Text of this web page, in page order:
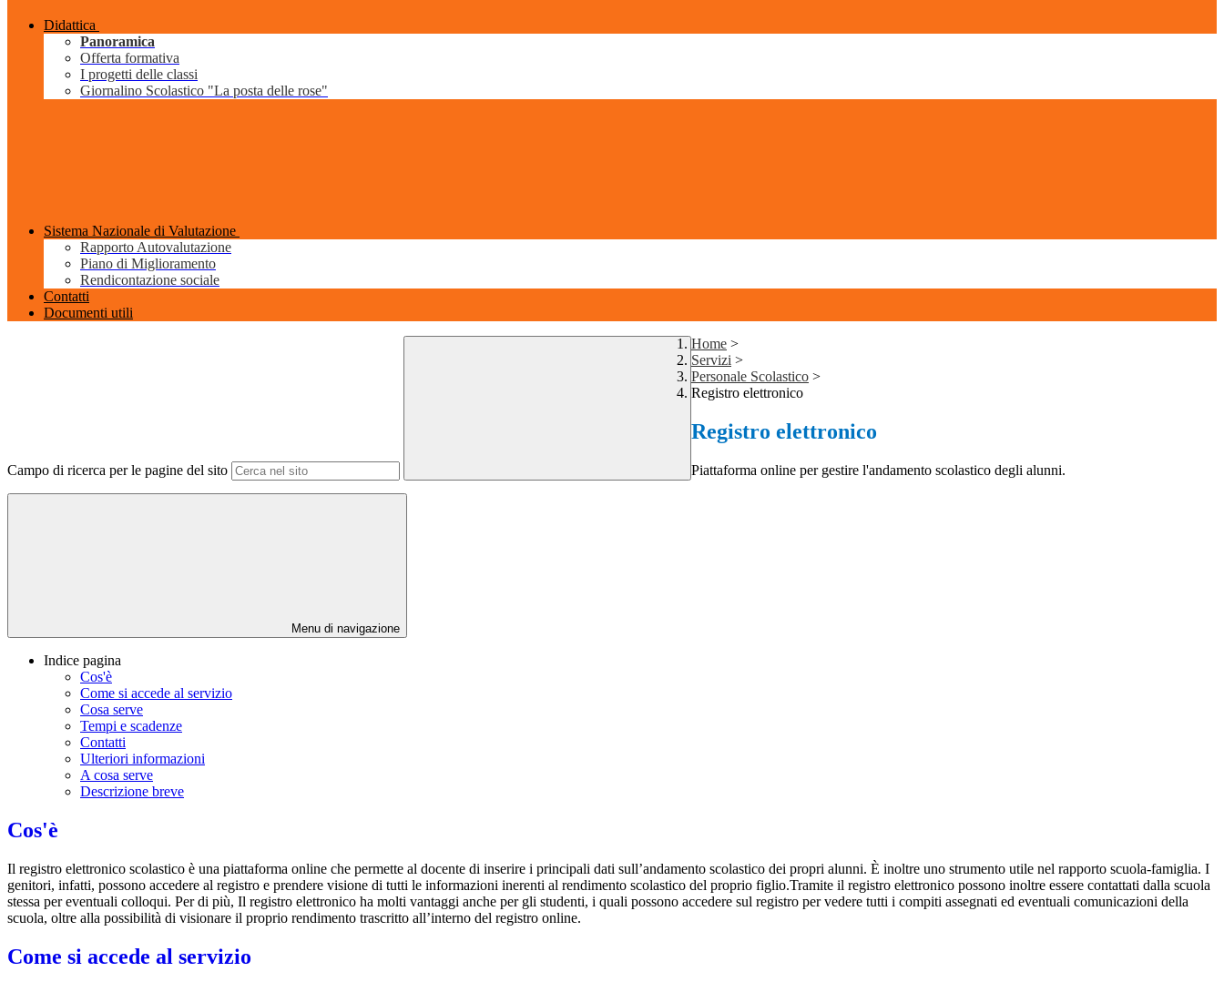
Didattica
Panoramica
Offerta formativa
I progetti delle classi
Giornalino Scolastico "La posta delle rose"
Sistema Nazionale di Valutazione
Rapporto Autovalutazione
Piano di Miglioramento
Rendicontazione sociale
Contatti
Documenti utili
Campo di ricerca per le pagine del sito
Home >
Servizi >
Personale Scolastico >
Registro elettronico
Registro elettronico
Piattaforma online per gestire l'andamento scolastico degli alunni.
Menu di navigazione
Indice pagina
Cos'è
Come si accede al servizio
Cosa serve
Tempi e scadenze
Contatti
Ulteriori informazioni
A cosa serve
Descrizione breve
Cos'è
Il registro elettronico scolastico è una piattaforma online che permette al docente di inserire i principali dati sull’andamento scolastico dei propri alunni. È inoltre uno strumento utile nel rapporto scuola-famiglia. I
genitori, infatti, possono accedere al registro e prendere visione di tutti le informazioni inerenti al rendimento scolastico del proprio figlio.Tramite il registro elettronico possono inoltre essere contattati dalla scuola
stessa per eventuali colloqui. Per di più, Il registro elettronico ha molti vantaggi anche per gli studenti, i quali possono accedere sul registro per vedere tutti i compiti assegnati ed eventuali comunicazioni della
scuola, oltre alla possibilità di visionare il proprio rendimento trascritto all’interno del registro online.
Come si accede al servizio